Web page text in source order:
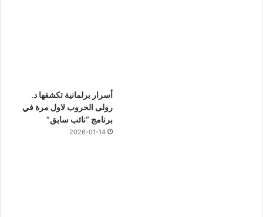
أسرار برلمانية تكشفها د.
رولى الحروب لاول مرة في
برنامج “نائب سابق”
2026-01-14